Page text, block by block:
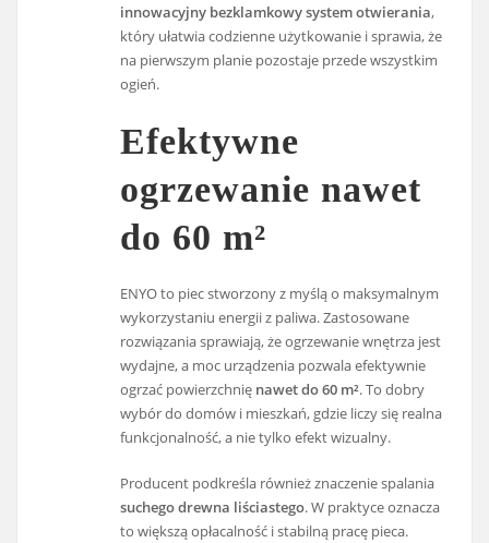
innowacyjny bezklamkowy system otwierania,
który ułatwia codzienne użytkowanie i sprawia, że
na pierwszym planie pozostaje przede wszystkim
ogień.
Efektywne
ogrzewanie nawet
do 60 m²
ENYO to piec stworzony z myślą o maksymalnym
wykorzystaniu energii z paliwa. Zastosowane
rozwiązania sprawiają, że ogrzewanie wnętrza jest
wydajne, a moc urządzenia pozwala efektywnie
ogrzać powierzchnię nawet do 60 m². To dobry
wybór do domów i mieszkań, gdzie liczy się realna
funkcjonalność, a nie tylko efekt wizualny.
Producent podkreśla również znaczenie spalania
suchego drewna liściastego. W praktyce oznacza
to większą opłacalność i stabilną pracę pieca.